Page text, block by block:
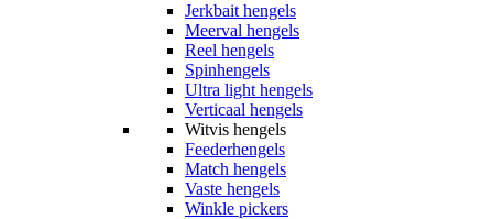
Jerkbait hengels
Meerval hengels
Reel hengels
Spinhengels
Ultra light hengels
Verticaal hengels
Witvis hengels
Feederhengels
Match hengels
Vaste hengels
Winkle pickers